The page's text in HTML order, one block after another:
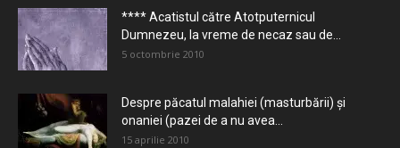
**** Acatistul către Atotputernicul
Dumnezeu, la vreme de necaz sau de...
5 octombrie 2010
Despre păcatul malahiei (masturbării) şi
onaniei (pazei de a nu avea...
15 aprilie 2010